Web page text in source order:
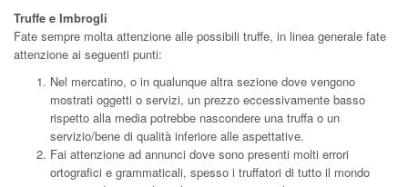
Truffe e Imbrogli
Fate sempre molta attenzione alle possibili truffe, in linea generale fate
attenzione ai seguenti punti:
Nel mercatino, o in qualunque altra sezione dove vengono
mostrati oggetti o servizi, un prezzo eccessivamente basso
rispetto alla media potrebbe nascondere una truffa o un
servizio/bene di qualità inferiore alle aspettative.
Fai attenzione ad annunci dove sono presenti molti errori
ortografici e grammaticali, spesso i truffatori di tutto il mondo